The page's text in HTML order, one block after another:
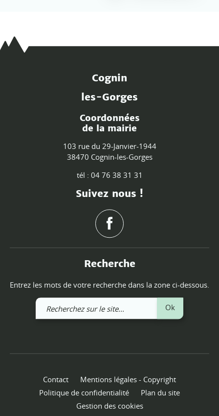
Cognin
les-Gorges
Coordonnées
de la mairie
103 rue du 29-Janvier-1944
38470 Cognin-les-Gorges
tél : 04 76 38 31 31
Suivez nous !
Recherche
Entrez les mots de votre recherche dans la zone ci-dessous.
Recherchez
sur
Ok
Contact
Mentions légales - Copyright
Politique de confidentialité
Plan du site
Gestion des cookies